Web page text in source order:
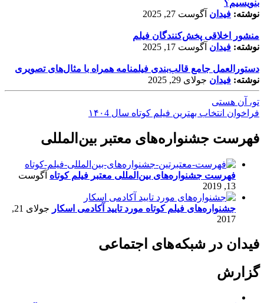
بنویسیم؟
نوشته: فیدان آگوست 27, 2025
منشور اخلاقی پخش‌کنندگان فیلم
نوشته: فیدان آگوست 17, 2025
دستورالعمل جامع قالب‌بندی فیلمنامه همراه با مثال‌های تصویری
نوشته: فیدان جولای 29, 2025
تو، آن هستی
فراخوان انتخاب بهترین فیلم کوتاه سال ۱۴۰4
فهرست جشنواره‌های معتبر بین‌المللی
فهرست جشنواره‌های بین‌المللی معتبر فیلم کوتاه آگوست
13, 2019
جشنواره‌های فیلم کوتاه مورد تایید آکادمی اسکار
جولای 21,
2017
فیدان در شبکه‌های اجتماعی
گزارش